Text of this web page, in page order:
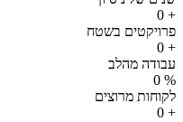
+
0
פרויקטים בשטח
+
0
עבודה מהלב
%
0
לקוחות מרוצים
+
0